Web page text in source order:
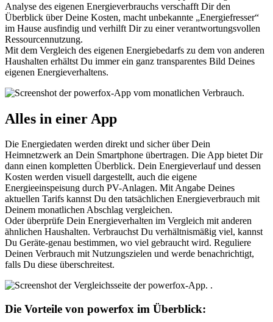
Analyse des eigenen Energieverbrauchs verschafft Dir den
Überblick über Deine Kosten, macht unbekannte „Energiefresser“
im Hause ausfindig und verhilft Dir zu einer verantwortungsvollen
Ressourcennutzung.
Mit dem Vergleich des eigenen Energiebedarfs zu dem von anderen
Haushalten erhältst Du immer ein ganz transparentes Bild Deines
eigenen Energieverhaltens.
Alles in einer App
Die Energiedaten werden direkt und sicher über Dein
Heimnetzwerk an Dein Smartphone übertragen. Die App bietet Dir
dann einen kompletten Überblick. Dein Energieverlauf und dessen
Kosten werden visuell dargestellt, auch die eigene
Energieeinspeisung durch PV-Anlagen. Mit Angabe Deines
aktuellen Tarifs kannst Du den tatsächlichen Energieverbrauch mit
Deinem monatlichen Abschlag vergleichen.
Oder überprüfe Dein Energieverhalten im Vergleich mit anderen
ähnlichen Haushalten. Verbrauchst Du verhältnismäßig viel, kannst
Du Geräte-genau bestimmen, wo viel gebraucht wird. Reguliere
Deinen Verbrauch mit Nutzungszielen und werde benachrichtigt,
falls Du diese überschreitest.
Die Vorteile von powerfox im Überblick: